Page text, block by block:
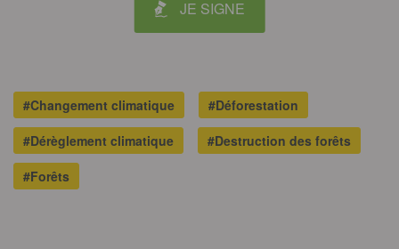
JE SIGNE
#Changement climatique
#Déforestation
#Dérèglement climatique
#Destruction des forêts
#Forêts